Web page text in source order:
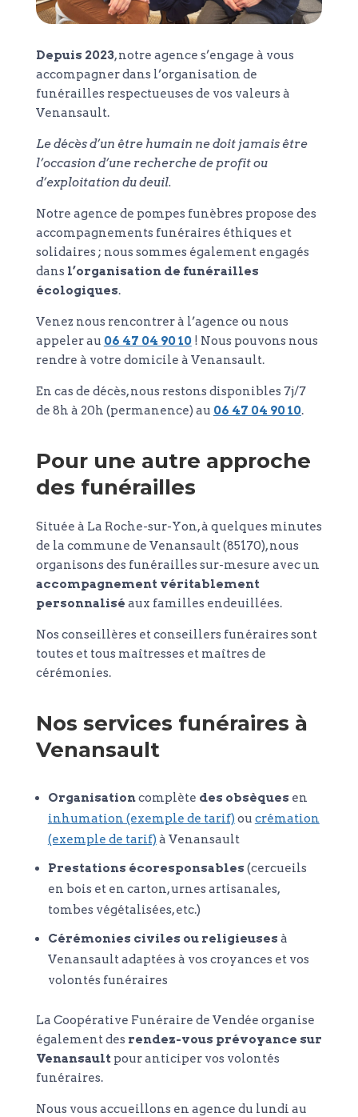
Depuis 2023, notre agence s’engage à vous
accompagner dans l’organisation de
funérailles respectueuses de vos valeurs à
Venansault.
Le décès d’un être humain ne doit jamais être
l’occasion d’une recherche de profit ou
d’exploitation du deuil.
Notre agence de pompes funèbres propose des
accompagnements funéraires éthiques et
solidaires ; nous sommes également engagés
dans l’organisation de funérailles
écologiques.
Venez nous rencontrer à l’agence ou nous
appeler au 06 47 04 90 10! Nous pouvons nous
rendre à votre domicile à Venansault.
En cas de décès, nous restons disponibles 7j/7
de 8h à 20h (permanence) au 06 47 04 90 10.
Pour une autre approche
des funérailles
Située à La Roche-sur-Yon, à quelques minutes
de la commune de Venansault (85170), nous
organisons des funérailles sur-mesure avec un
accompagnement véritablement
personnalisé aux familles endeuillées.
Nos conseillères et conseillers funéraires sont
toutes et tous maîtresses et maîtres de
cérémonies.
Nos services funéraires à
Venansault
Organisationcomplète des obsèques en
inhumation (exemple de tarif) ou crémation
(exemple de tarif) à Venansault
Prestations écoresponsables (cercueils
en bois et en carton, urnes artisanales,
tombes végétalisées, etc.)
Cérémonies civiles ou religieuses à
Venansault adaptées à vos croyances et vos
volontés funéraires
La Coopérative Funéraire de Vendée organise
également des rendez-vous prévoyance sur
Venansaultpour anticiper vos volontés
funéraires.
Nous vous accueillons en agence du lundi au